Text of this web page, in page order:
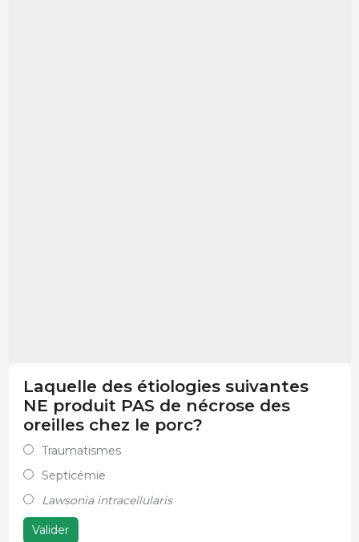
Laquelle des étiologies suivantes
NE produit PAS de nécrose des
oreilles chez le porc?
Traumatismes
Septicémie
Lawsonia intracellularis
Valider